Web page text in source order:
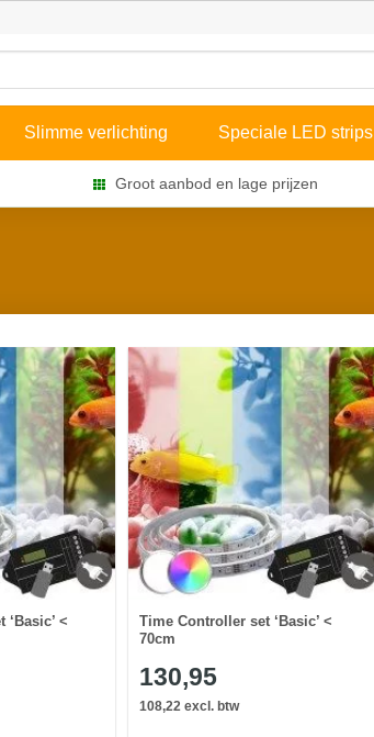
Slimme verlichting Speciale LED strips
Groot aanbod en lage prijzen
<
Time Controller set ‘Basic’ <
70cm
130,95
108,22 excl. btw